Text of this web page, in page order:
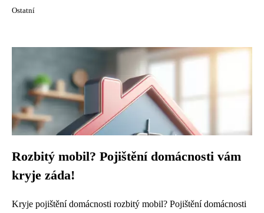
Ostatní
Rozbitý mobil? Pojištění domácnosti vám
kryje záda!
Kryje pojištění domácnosti rozbitý mobil? Pojištění domácnosti